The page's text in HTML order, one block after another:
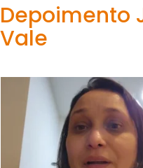
Sobre nós
Para empresas
Depoimento
Vale